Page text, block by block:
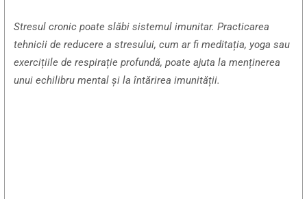
Stresul cronic poate slăbi sistemul imunitar. Practicarea
tehnicii de reducere a stresului, cum ar fi meditația, yoga sau
exercițiile de respirație profundă, poate ajuta la menținerea
unui echilibru mental și la întărirea imunității.